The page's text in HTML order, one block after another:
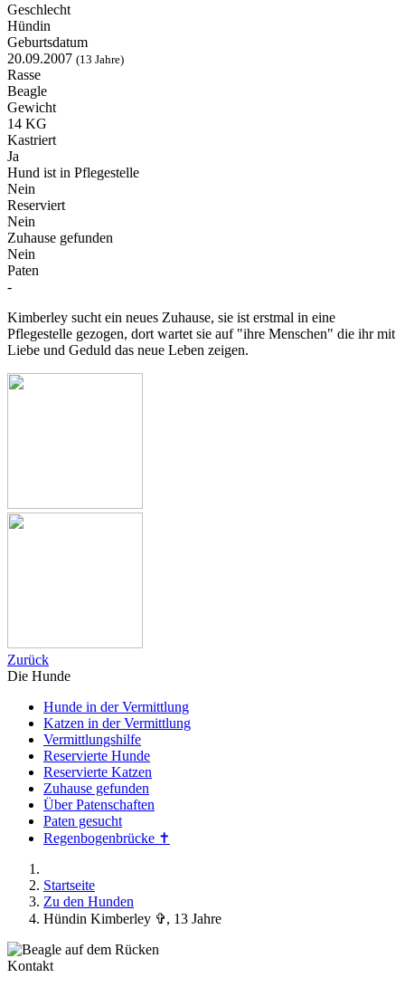
Geschlecht
Hündin
Geburtsdatum
20.09.2007 (13 Jahre)
Rasse
Beagle
Gewicht
14 KG
Kastriert
Ja
Hund ist in Pflegestelle
Nein
Reserviert
Nein
Zuhause gefunden
Nein
Paten
-
Kimberley sucht ein neues Zuhause, sie ist erstmal in eine
Pflegestelle gezogen, dort wartet sie auf "ihre Menschen" die ihr mit
Liebe und Geduld das neue Leben zeigen.
Zurück
Die Hunde
Hunde in der Vermittlung
Katzen in der Vermittlung
Vermittlungshilfe
Reservierte Hunde
Reservierte Katzen
Zuhause gefunden
Über Patenschaften
Paten gesucht
Regenbogenbrücke ✝
Startseite
Zu den Hunden
Hündin Kimberley ✞, 13 Jahre
Kontakt